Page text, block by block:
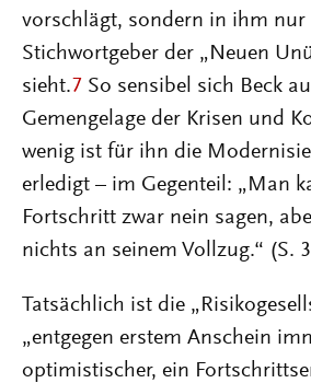
vorschlägt, sondern in ihm nur
Stichwortgeber der „Neuen
sieht.7 So sensibel sich Beck
Gemengelage der Krisen und
wenig ist für ihn die
erledigt – im Gegenteil: „Man
Fortschritt zwar nein sagen,
nichts an seinem Vollzug.“ (S.
Tatsächlich ist die
„entgegen erstem Anschein
optimistischer, ein